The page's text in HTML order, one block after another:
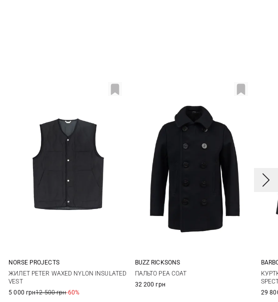
M L XL XXL
NORSE PROJECTS
ЖИЛЕТ PETER WAXED NYLON INSULATED
VEST
5 000 грн12 500 грн-60%
40 42
BUZZ RICKSONS
ПАЛЬТО PEA COAT
32 200 грн
M
29